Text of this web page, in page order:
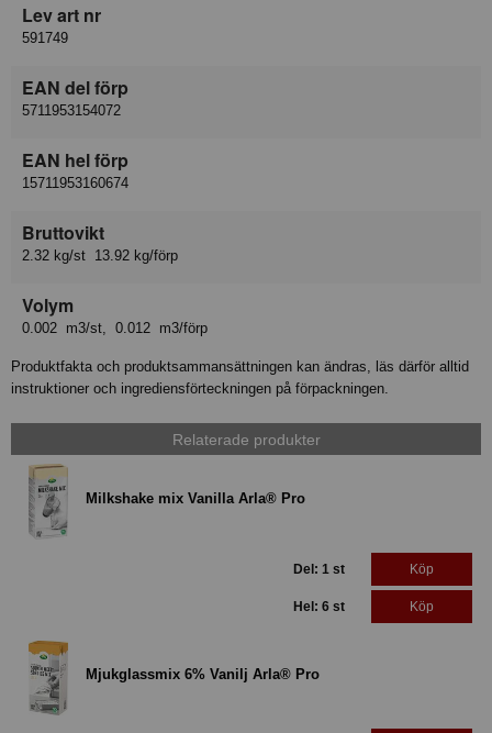
Lev art nr
591749
EAN del förp
5711953154072
EAN hel förp
15711953160674
Bruttovikt
2.32 kg/st 13.92 kg/förp
Volym
0.002 m3/st, 0.012 m3/förp
Produktfakta och produktsammansättningen kan ändras, läs därför alltid
instruktioner och ingrediensförteckningen på förpackningen.
Relaterade produkter
Milkshake mix Vanilla Arla® Pro
Del: 1 st Köp
Hel: 6 st Köp
Mjukglassmix 6% Vanilj Arla® Pro